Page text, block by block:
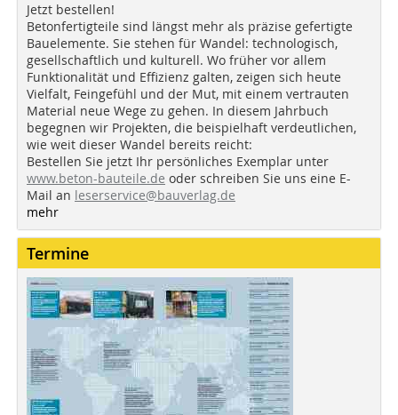
Jetzt bestellen!
Betonfertigteile sind längst mehr als präzise gefertigte
Bauelemente. Sie stehen für Wandel: technologisch,
gesellschaftlich und kulturell. Wo früher vor allem
Funktionalität und Effizienz galten, zeigen sich heute
Vielfalt, Feingefühl und der Mut, mit einem vertrauten
Material neue Wege zu gehen. In diesem Jahrbuch
begegnen wir Projekten, die beispielhaft verdeutlichen,
wie weit dieser Wandel bereits reicht:
Bestellen Sie jetzt Ihr persönliches Exemplar unter
www.beton-bauteile.de oder schreiben Sie uns eine E-
Mail an leserservice@bauverlag.de
mehr
Termine